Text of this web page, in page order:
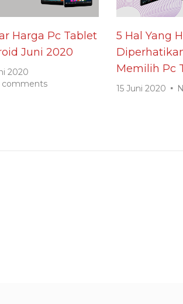
Harga Pc Tablet
Juni 2020
2020
comments
5 Hal Yang
Memilih Pc
15 Juni 2020